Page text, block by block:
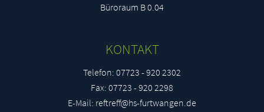
Mina Luna Cassiopeia Böttcher
mbo43066@stud.hs-furtwangen.de
Büroraum B 0.04
KONTAKT
Telefon: 07723 - 920 2302
Fax: 07723 - 920 2298
E-Mail: reftreff@hs-furtwangen.de